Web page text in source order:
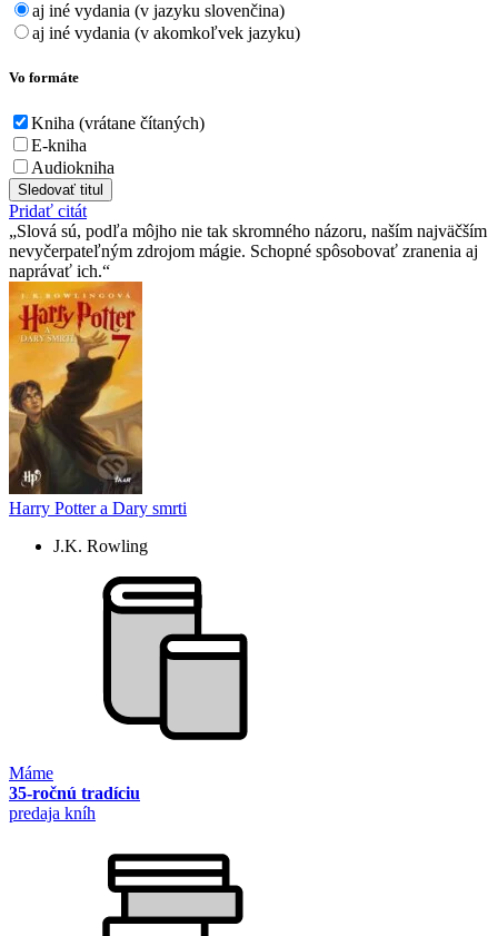
aj iné vydania (v jazyku slovenčina)
aj iné vydania (v akomkoľvek jazyku)
Vo formáte
Kniha (vrátane čítaných)
E-kniha
Audiokniha
Sledovať titul
Pridať citát
Slová sú, podľa môjho nie tak skromného názoru, naším najväčším
nevyčerpateľným zdrojom mágie. Schopné spôsobovať zranenia aj
naprávať ich.
Harry Potter a Dary smrti
J.K. Rowling
Máme
35-ročnú tradíciu
predaja kníh